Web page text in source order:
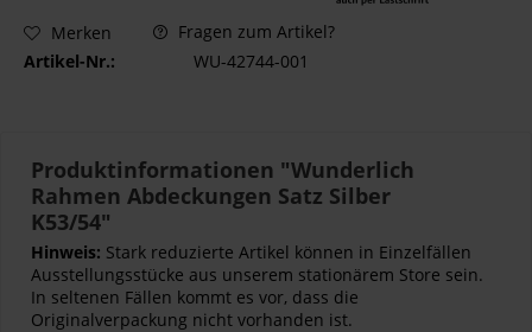
Merken
Fragen zum Artikel?
Artikel-Nr.:
WU-42744-001
Produktinformationen "Wunderlich
Rahmen Abdeckungen Satz Silber
K53/54"
Hinweis: Stark reduzierte Artikel können in Einzelfällen
Ausstellungsstücke aus unserem stationärem Store sein.
In seltenen Fällen kommt es vor, dass die
Originalverpackung nicht vorhanden ist.